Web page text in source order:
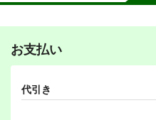
お支払い
代引き